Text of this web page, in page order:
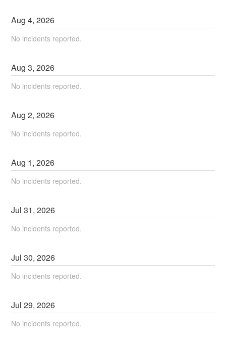
Aug4,2026
No incidents reported.
Aug3,2026
No incidents reported.
Aug2,2026
No incidents reported.
Aug 1,2026
No incidents reported.
Jul31,2026
No incidents reported.
Jul30,2026
No incidents reported.
Jul29,2026
No incidents reported.